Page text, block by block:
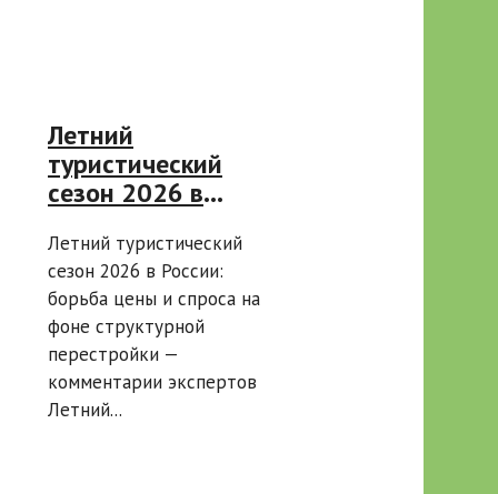
Летний
туристический
сезон 2026 в
цены и спроса на
фоне
структурной
перестройки —
комментарии
экспертов
Летний туристический
сезон 2026 в России:
борьба цены и спроса на
фоне структурной
перестройки —
комментарии экспертов
Летний...